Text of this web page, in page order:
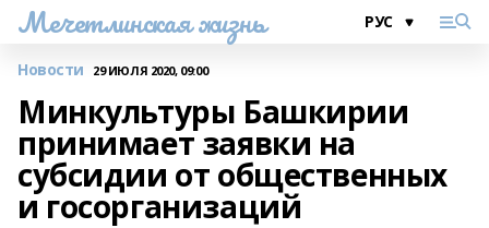
Мечетлинская жизнь
Новости 29 ИЮЛЯ 2020, 09:00
Минкультуры Башкирии
принимает заявки на
субсидии от общественных
и госорганизаций